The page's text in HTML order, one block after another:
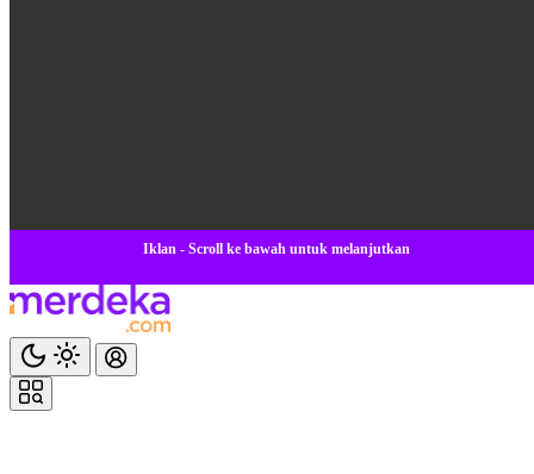
Iklan - Scroll ke bawah untuk melanjutkan